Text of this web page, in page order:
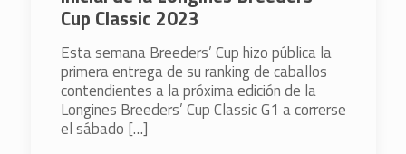
Cup Classic 2023
Esta semana Breeders’ Cup hizo pública la
primera entrega de su ranking de caballos
contendientes a la próxima edición de la
Longines Breeders’ Cup Classic G1 a correrse
el sábado […]